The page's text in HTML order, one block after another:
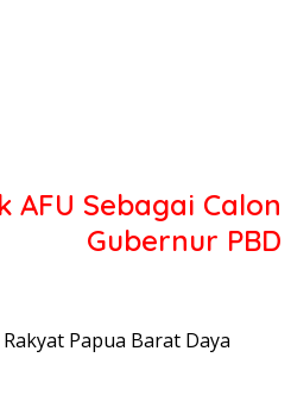
AFU Sebagai Calon
Gubernur PBD
Papua Barat Daya